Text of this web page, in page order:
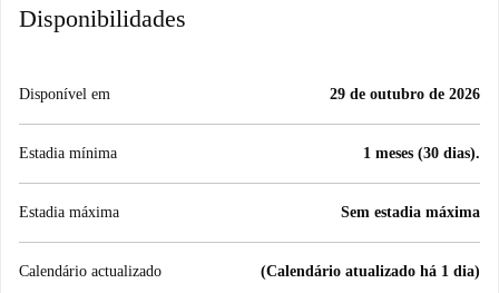
Disponibilidades
Disponível em 29 de outubro de 2026
Estadia mínima 1 meses (30 dias).
Estadia máxima Sem estadia máxima
Calendário actualizado (Calendário atualizado há 1 dia)